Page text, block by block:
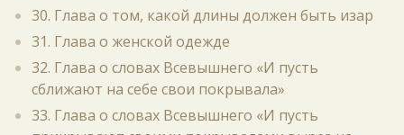
30. Глава о том, какой длины должен быть изар
31. Глава о женской одежде
32. Глава о словах Всевышнего «И пусть
сближают на себе свои покрывала»
33. Глава о словах Всевышнего «И пусть